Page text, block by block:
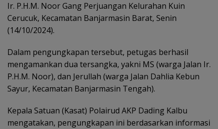
Ir. P.H.M. Noor Gang Perjuangan Kelurahan Kuin
Cerucuk, Kecamatan Banjarmasin Barat, Senin
(14/10/2024).
Dalam pengungkapan tersebut, petugas berhasil
mengamankan dua tersangka, yakni MS (warga Jalan Ir.
P.H.M. Noor), dan Jerullah (warga Jalan Dahlia Kebun
Sayur, Kecamatan Banjarmasin Tengah).
Kepala Satuan (Kasat) Polairud AKP Dading Kalbu
mengatakan, pengungkapan ini berdasarkan informasi